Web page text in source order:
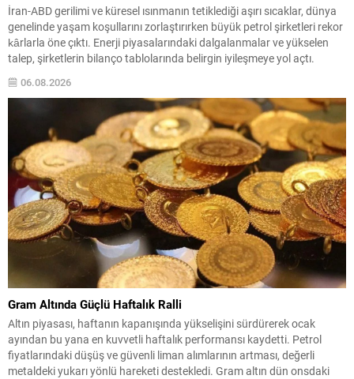
İran-ABD gerilimi ve küresel ısınmanın tetiklediği aşırı sıcaklar, dünya
genelinde yaşam koşullarını zorlaştırırken büyük petrol şirketleri rekor
kârlarla öne çıktı. Enerji piyasalarındaki dalgalanmalar ve yükselen
talep, şirketlerin bilanço tablolarında belirgin iyileşmeye yol açtı.
fiyatlarındaki sıçrama, dev enerji firmalarının üçüncü çeyrek
performanslarını...
06.08.2026
Gram Altında Güçlü Haftalık Ralli
Altın piyasası, haftanın kapanışında yükselişini sürdürerek ocak
ayından bu yana en kuvvetli haftalık performansı kaydetti. Petrol
fiyatlarındaki düşüş ve güvenli liman alımlarının artması, değerli
metaldeki yukarı yönlü hareketi destekledi. Gram altın dün onsdaki